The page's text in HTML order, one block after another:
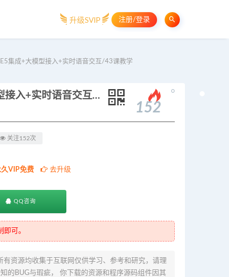
升级SVIP 注册/登录
集成+大模型接入+实时语音交互/43课教学
AI数字人开发全流程：M建模+UE5集成+大模型接入+实时语音交互/43课教学
152
。
关注152次
VIP免费 去升级
QQ咨询
可。
资源均收集于互联网仅供学习、参考和研究，请理
的BUG与瑕疵， 你下载的资源和程序源码组件因其